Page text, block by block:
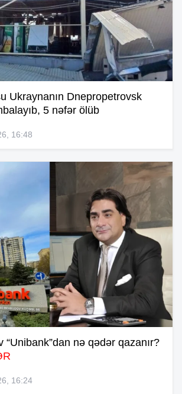
Ukraynanın Dnepropetrovsk
5 nəfər ölüb
16:48
“Unibank”dan nə qədər qazanır?
16:24